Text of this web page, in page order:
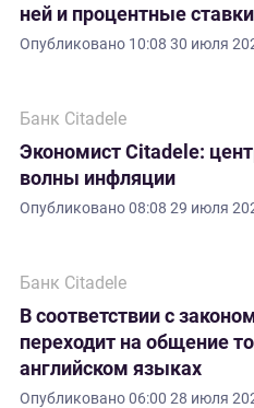
ней и процентные ставки
Опубликовано 10:08 30 июля
Банк Citadele
Экономист Citadele:
волны инфляции
Опубликовано08:08 29 июля
Банк Citadele
В соответствии с
переходит на общение
английском языках
Опубликовано06:00 28 июля